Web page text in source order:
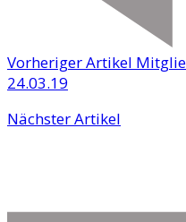
Vorheriger Artikel
24.03.19
Nächster Artikel